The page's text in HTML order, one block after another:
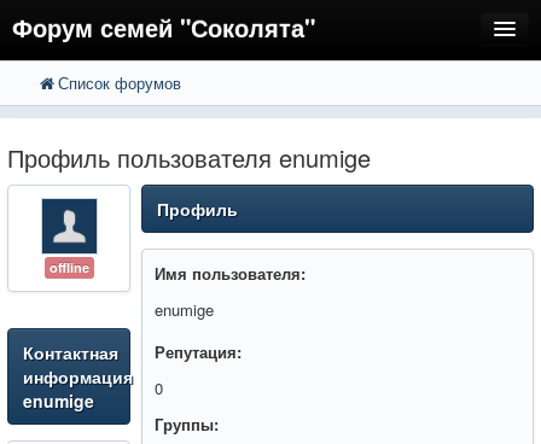
Форум семей "Соколята"
FAQ
Регистрация
Вход
Список форумов
Профиль пользователя enumige
offline
Контактная
информация
enumige
Профиль
Имя пользователя:
enumige
Репутация:
0
Группы: